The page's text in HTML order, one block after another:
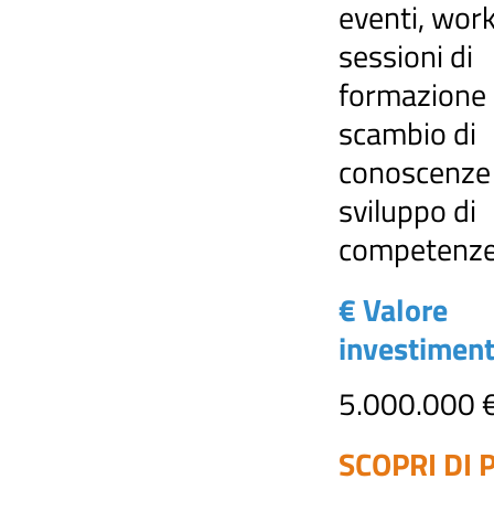
eventi,
sessioni di
scambio di
sviluppo di
€ Valore
5.000.000
SCOPRI DI